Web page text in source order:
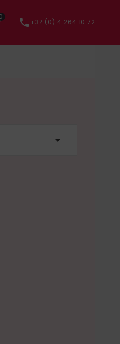
 +32 (0) 4 264 10 72
